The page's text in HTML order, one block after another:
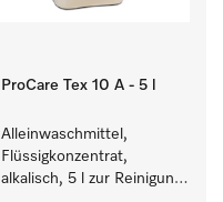
ProCare Tex 10 A - 5 l
Alleinwaschmittel,
Flüssigkonzentrat,
alkalisch, 5 l zur Reinigung